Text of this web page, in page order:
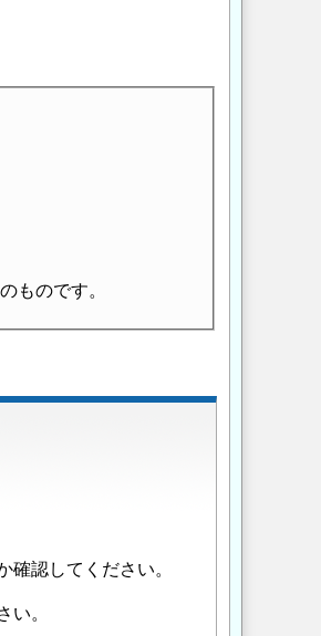
ものです。
認してください。
い。